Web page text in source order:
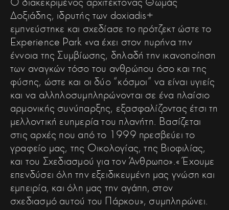
Δοξιάδης, ιδρυτής των doxiadis+
εμπνεύστηκε και σχεδίασε το πρότζεκτ ώστε το
Experience Park «να έχει στον πυρήνα την
έννοια της Συμβίωσης, δηλαδή την ικανοποίηση
των αναγκών τόσο του ανθρώπου όσο και της
φύσης, ώστε και οι δύο “κόσμοι” να είναι υγιείς
και να αλληλοσυμπληρώνονται σε ένα πλαίσιο
αρμονικής συνύπαρξης, εξασφαλίζοντας έτσι τη
μελλοντική ευημερία του πλανήτη. Βασίζεται
στις αρχές που από το 1999 πρεσβεύει το
γραφείο μας, της Οικολογίας, της Βιοφιλίας,
και του Σχεδιασμού για τον Άνθρωπο».« Έχουμε
επενδύσει όλη την εξειδικευμένη μας γνώση και
εμπειρία, και όλη μας την αγάπη, στον
σχεδιασμό αυτού του Πάρκου», συμπληρώνει.